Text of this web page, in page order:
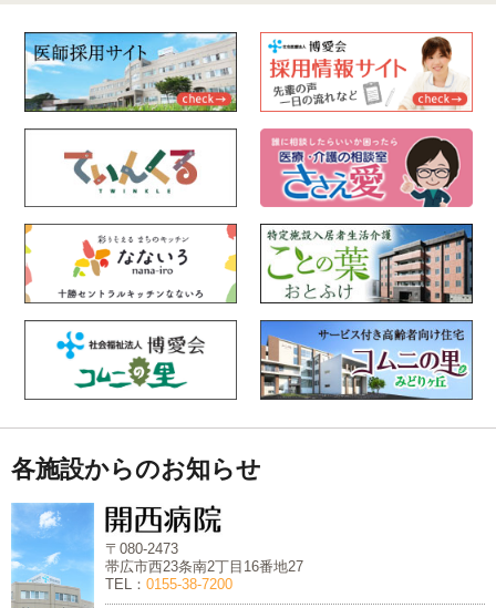
各施設からのお知らせ
〒080-2473
帯広市西23条南2丁目16番地27
TEL： 0155-38-7200